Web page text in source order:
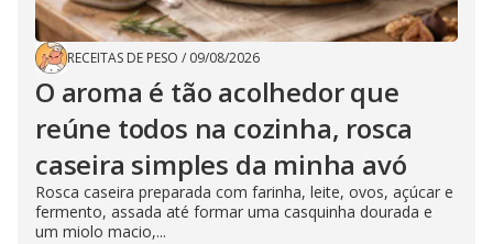
RECEITAS DE PESO / 09/08/2026
O aroma é tão acolhedor que
reúne todos na cozinha, rosca
caseira simples da minha avó
Rosca caseira preparada com farinha, leite, ovos, açúcar e
fermento, assada até formar uma casquinha dourada e
um miolo macio,...